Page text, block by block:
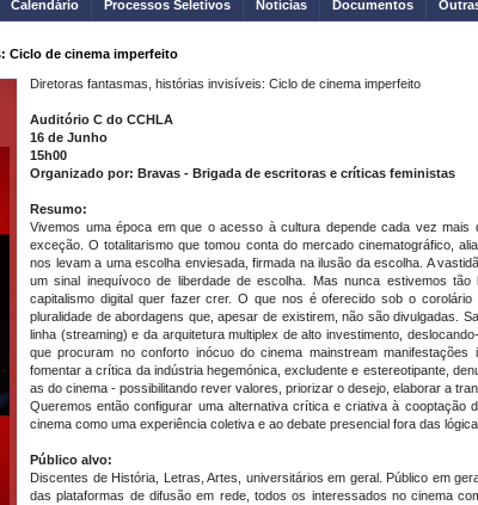
Calendário Processos Seletivos Notícias Documentos
Ciclo de cinema imperfeito
Diretoras fantasmas, histórias invisíveis: Ciclo de cinema imperfeito
Auditório C do CCHLA
16 de Junho
15h00
Organizado por: Bravas - Brigada de escritoras e críticas feministas
Resumo:
Vivemos uma época em que o acesso à cultura depende cada vez mais
exceção. O totalitarismo que tomou conta do mercado cinematográfico,
nos levam a uma escolha enviesada, firmada na ilusão da escolha. A
um sinal inequívoco de liberdade de escolha. Mas nunca estivemos
capitalismo digital quer fazer crer. O que nos é oferecido sob o
pluralidade de abordagens que, apesar de existirem, não são divulgadas.
linha (streaming) e da arquitetura multiplex de alto investimento,
que procuram no conforto inócuo do cinema mainstream
fomentar a crítica da indústria hegemónica, excludente e estereotipante,
as do cinema - possibilitando rever valores, priorizar o desejo, elaborar a
Queremos então configurar uma alternativa crítica e criativa à cooptação
cinema como uma experiência coletiva e ao debate presencial fora das
Público alvo:
Discentes de História, Letras, Artes, universitários em geral. Público em
das plataformas de difusão em rede, todos os interessados no cinema